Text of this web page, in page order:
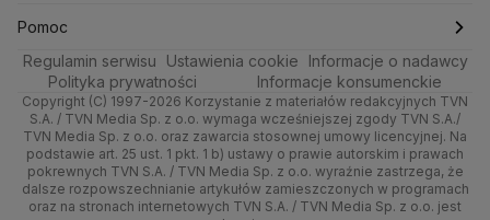
Ministerstwo Rolnictwa
Ministerstwo Rozwoju i Technologii
Ministerstwo Sportu i Turystyki
Ministerstwo Cyfryzacji
Ministerstwo Edukacji Narodowej
Ministerstwo Finansów
Ministerstwo Klimatu i Środowiska
Quizy
Tematy
Kielce
Kujawsko-pomorskie
Lublin
Lubuskie
Dla firm
Handel
Ze świata
Tech
Moto
Najnowsze
Polska
Prognoza
Świat
Nauka
Skoki Narciarskie
Sporty zimowe
Lekkoatletyka
Siatkówka
F1
Świat
Polityka
Zdrowie
Tech
Nauka
Gorące Tematy
Wyślij zgłoszenie
TVN
Dzień Dobry TVN
Uwaga TVN
HGTV
TVN Turbo
Pomoc
Centrum pomocy
Test zgodności
Oglądaj na TV
Zrealizuj voucher
Regulamin serwisu Ustawienia cookie
Informacje o nadawcy
Polityka prywatności
Informacje konsumenckie
Copyright (C) 1997-2026 Korzystanie z materiałów redakcyjnych TVN
S.A. / TVN Media Sp. z o.o. wymaga wcześniejszej zgody TVN S.A./
TVN Media Sp. z o.o. oraz zawarcia stosownej umowy licencyjnej. Na
podstawie art. 25 ust. 1 pkt. 1 b) ustawy o prawie autorskim i prawach
pokrewnych TVN S.A. / TVN Media Sp. z o.o. wyraźnie zastrzega, że
dalsze rozpowszechnianie artykułów zamieszczonych w programach
oraz na stronach internetowych TVN S.A. / TVN Media Sp. z o.o. jest